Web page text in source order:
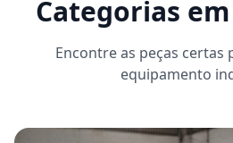
Categorias
Encontre as peças certas
equipamento